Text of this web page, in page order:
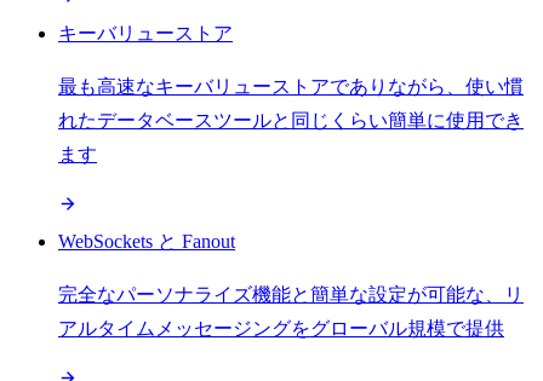
キーバリューストア
最も高速なキーバリューストアでありながら、使い慣
れたデータベースツールと同じくらい簡単に使用でき
ます
WebSockets と Fanout
完全なパーソナライズ機能と簡単な設定が可能な、リ
アルタイムメッセージングをグローバル規模で提供